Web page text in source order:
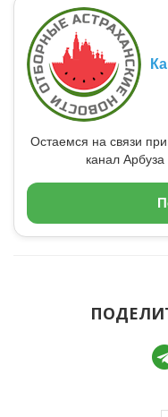
Остаемся на связи
канал